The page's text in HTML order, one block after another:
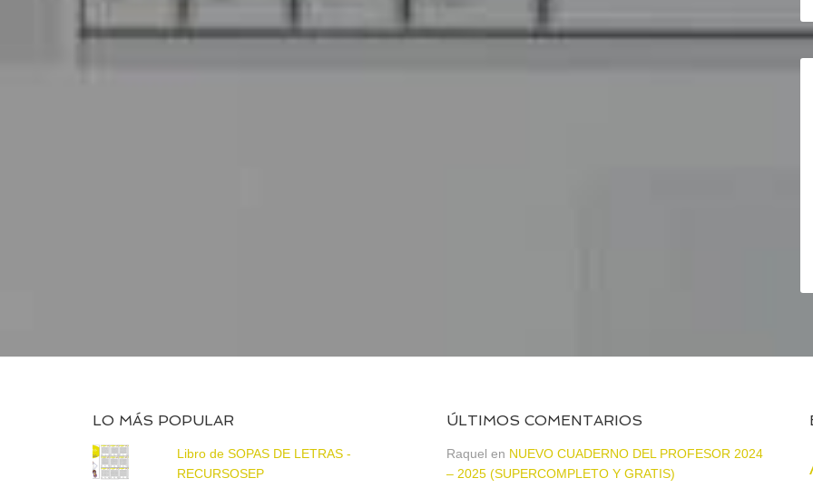
LO MÁS POPULAR
Libro de SOPAS DE LETRAS -
RECURSOSEP
ÚLTIMOS COMENTARIOS
Raquel en NUEVO CUADERNO DEL PROFESOR 2024
– 2025 (SUPERCOMPLETO Y GRATIS)